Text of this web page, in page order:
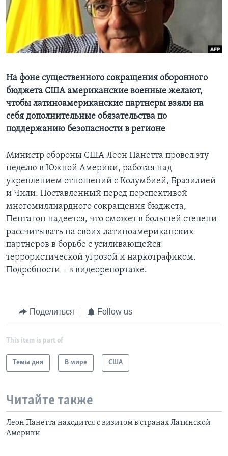
Learning English
СОЦИАЛЬНЫЕ СЕТИ
Языки
На фоне существенного сокращения оборонного
бюджета США американские военные желают,
чтобы латиноамериканские партнеры взяли на
себя дополнительные обязательства по
поддержанию безопасности в регионе
Министр обороны США Леон Панетта провел эту
неделю в Южной Америки, работая над
укреплением отношений с Колумбией, Бразилией
и Чили. Поставленный перед перспективой
многомиллиардного сокращения бюджета,
Пентагон надеется, что сможет в большей степени
рассчитывать на своих латиноамериканских
партнеров в борьбе с усиливающейся
террористической угрозой и наркотрафиком.
Подробности – в видеорепортаже.
Поделиться Follow us
This item is part of
Темы дня В мире США
Читайте также
Леон Панетта находится с визитом в странах Латинской
Америки